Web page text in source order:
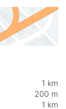
1 km
200 m
1 km